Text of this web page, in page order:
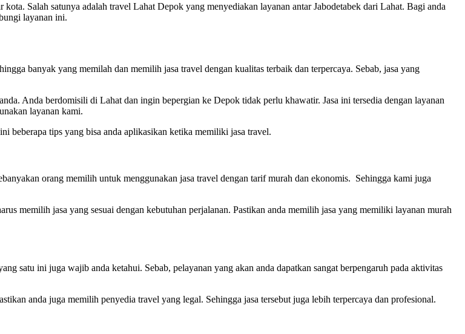
Salah satunya adalah travel Lahat Depok yang menyediakan layanan antar Jabodetabek dari Lahat. Bagi anda
layanan ini.
banyak yang memilah dan memilih jasa travel dengan kualitas terbaik dan terpercaya. Sebab, jasa yang
Anda berdomisili di Lahat dan ingin bepergian ke Depok tidak perlu khawatir. Jasa ini tersedia dengan layanan
layanan kami.
beberapa tips yang bisa anda aplikasikan ketika memiliki jasa travel.
orang memilih untuk menggunakan jasa travel dengan tarif murah dan ekonomis. Sehingga kami juga
memilih jasa yang sesuai dengan kebutuhan perjalanan. Pastikan anda memilih jasa yang memiliki layanan murah
satu ini juga wajib anda ketahui. Sebab, pelayanan yang akan anda dapatkan sangat berpengaruh pada aktivitas
anda juga memilih penyedia travel yang legal. Sehingga jasa tersebut juga lebih terpercaya dan profesional.